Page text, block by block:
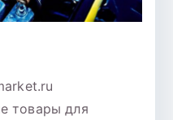
товары для